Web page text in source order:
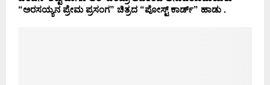
“ಅರಸಯ್ಯನ ಪ್ರೇಮ ಪ್ರಸಂಗ” ಚಿತ್ರದ “ಪೋಸ್ಟ್ ಕಾರ್ಡ್” ಹಾಡು .